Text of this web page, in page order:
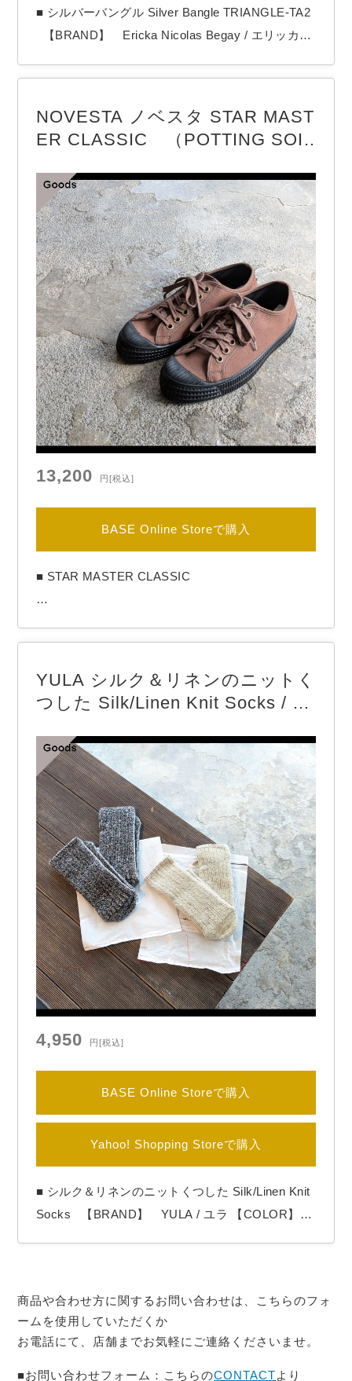
■ シルバーバングル Silver Bangle TRIANGLE-TA2
【BRAND】 Ericka Nicolas Begay / エリッカニ
s Begay（エリッカ ニコラス ビゲイ）】 1996年生
シルバーの塊を溶かす工程からの手…
NOVESTA ノベスタ STAR MAST
ER CLASSIC （POTTING SOI
13,200 円 [税込]
BASE Online Storeで購入
■ STAR MASTER CLASSIC
【COLOR】　Potting soil
NOVESTAの代表モデル。
工場の創業当初から残っているミリタリー／ワーク
用途で使われていた型をベースとした定番のスニー
カー。
耐久性に優れたバルカナイズド製法で作られていま
す。
素材は…
YULA シルク＆リネンのニットく
つした Silk/Linen Knit Socks / M
4,950 円[税込]
BASE Online Storeで購入
Yahoo! Shopping Storeで購入
■ シルク＆リネンのニットくつした Silk/Linen Knit
Socks 【BRAND】 YULA / ユラ 【COLOR】
湿、放湿、消臭性のある天然素材のた…
商品や合わせ方に関するお問い合わせは、こちらのフォ
ームを使用していただくか
お電話にて、店舗までお気軽にご連絡くださいませ。
■お問い合わせフォーム：こちらのCONTACTより